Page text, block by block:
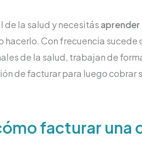
de la salud y necesitás aprender
hacerlo. Con frecuencia
de la salud, trabajan de
de facturar para luego cobrar
facturar una